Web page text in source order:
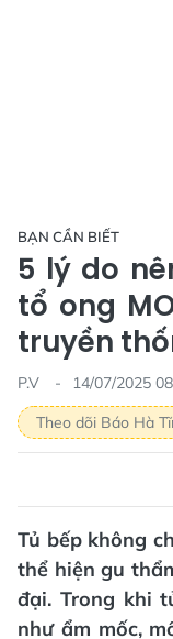
BẠN CẦN BIẾT
5 lý do
tổ ong
truyền
P.V
14/07/2025
Theo dõi Báo Hà
Tủ bếp không
thể hiện gu
đại. Trong khi
như ẩm mốc,